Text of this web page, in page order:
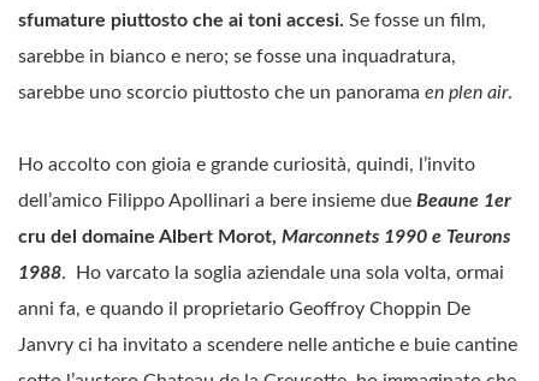
sfumature piuttosto che ai toni accesi. Se fosse un film,
sarebbe in bianco e nero; se fosse una inquadratura,
sarebbe uno scorcio piuttosto che un panorama en plen air.
Ho accolto con gioia e grande curiosità, quindi, l’invito
dell’amico Filippo Apollinari a bere insieme due Beaune 1er
cru del domaine Albert Morot, Marconnets 1990 e Teurons
1988. Ho varcato la soglia aziendale una sola volta, ormai
anni fa, e quando il proprietario Geoffroy Choppin De
Janvry ci ha invitato a scendere nelle antiche e buie cantine